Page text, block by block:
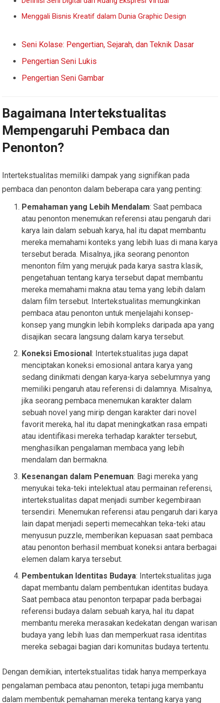
Menggali Bisnis Kreatif dalam Dunia Graphic Design
Seni Kolase: Pengertian, Sejarah, dan Teknik Dasar
Pengertian Seni Lukis
Pengertian Seni Gambar
Bagaimana Intertekstualitas
Mempengaruhi Pembaca dan
Penonton?
Intertekstualitas memiliki dampak yang signifikan pada
pembaca dan penonton dalam beberapa cara yang penting:
Pemahaman yang Lebih Mendalam: Saat pembaca
atau penonton menemukan referensi atau pengaruh dari
karya lain dalam sebuah karya, hal itu dapat membantu
mereka memahami konteks yang lebih luas di mana karya
tersebut berada. Misalnya, jika seorang penonton
menonton film yang merujuk pada karya sastra klasik,
pengetahuan tentang karya tersebut dapat membantu
mereka memahami makna atau tema yang lebih dalam
dalam film tersebut. Intertekstualitas memungkinkan
pembaca atau penonton untuk menjelajahi konsep-
konsep yang mungkin lebih kompleks daripada apa yang
disajikan secara langsung dalam karya tersebut.
Koneksi Emosional: Intertekstualitas juga dapat
menciptakan koneksi emosional antara karya yang
sedang dinikmati dengan karya-karya sebelumnya yang
memiliki pengaruh atau referensi di dalamnya. Misalnya,
jika seorang pembaca menemukan karakter dalam
sebuah novel yang mirip dengan karakter dari novel
favorit mereka, hal itu dapat meningkatkan rasa empati
atau identifikasi mereka terhadap karakter tersebut,
menghasilkan pengalaman membaca yang lebih
mendalam dan bermakna.
Kesenangan dalam Penemuan: Bagi mereka yang
menyukai teka-teki intelektual atau permainan referensi,
intertekstualitas dapat menjadi sumber kegembiraan
tersendiri. Menemukan referensi atau pengaruh dari karya
lain dapat menjadi seperti memecahkan teka-teki atau
menyusun puzzle, memberikan kepuasan saat pembaca
atau penonton berhasil membuat koneksi antara berbagai
elemen dalam karya tersebut.
Pembentukan Identitas Budaya: Intertekstualitas juga
dapat membantu dalam pembentukan identitas budaya.
Saat pembaca atau penonton terpapar pada berbagai
referensi budaya dalam sebuah karya, hal itu dapat
membantu mereka merasakan kedekatan dengan warisan
budaya yang lebih luas dan memperkuat rasa identitas
mereka sebagai bagian dari komunitas budaya tertentu.
Dengan demikian, intertekstualitas tidak hanya memperkaya
pengalaman pembaca atau penonton, tetapi juga membantu
dalam membentuk pemahaman mereka tentang karya yang